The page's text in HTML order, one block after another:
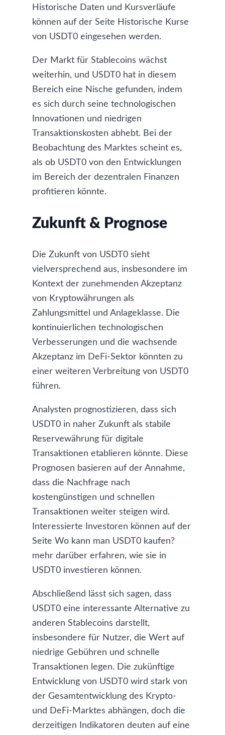
Historische Daten und Kursverläufe
können auf der Seite Historische Kurse
von USDT0 eingesehen werden.
Der Markt für Stablecoins wächst
weiterhin, und USDT0 hat in diesem
Bereich eine Nische gefunden, indem
es sich durch seine technologischen
Innovationen und niedrigen
Transaktionskosten abhebt. Bei der
Beobachtung des Marktes scheint es,
als ob USDT0 von den Entwicklungen
im Bereich der dezentralen Finanzen
profitieren könnte.
Zukunft & Prognose
Die Zukunft von USDT0 sieht
vielversprechend aus, insbesondere im
Kontext der zunehmenden Akzeptanz
von Kryptowährungen als
Zahlungsmittel und Anlageklasse. Die
kontinuierlichen technologischen
Verbesserungen und die wachsende
Akzeptanz im DeFi-Sektor könnten zu
einer weiteren Verbreitung von USDT0
führen.
Analysten prognostizieren, dass sich
USDT0 in naher Zukunft als stabile
Reservewährung für digitale
Transaktionen etablieren könnte. Diese
Prognosen basieren auf der Annahme,
dass die Nachfrage nach
kostengünstigen und schnellen
Transaktionen weiter steigen wird.
Interessierte Investoren können auf der
Seite Wo kann man USDT0 kaufen?
mehr darüber erfahren, wie sie in
USDT0 investieren können.
Abschließend lässt sich sagen, dass
USDT0 eine interessante Alternative zu
anderen Stablecoins darstellt,
insbesondere für Nutzer, die Wert auf
niedrige Gebühren und schnelle
Transaktionen legen. Die zukünftige
Entwicklung von USDT0 wird stark von
der Gesamtentwicklung des Krypto-
und DeFi-Marktes abhängen, doch die
derzeitigen Indikatoren deuten auf eine